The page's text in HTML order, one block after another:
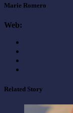
Marie Romero
Web:
Related Story